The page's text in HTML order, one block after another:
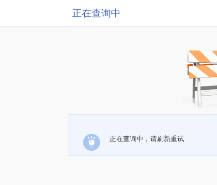
正在查询中
正在查询中，请刷新重试